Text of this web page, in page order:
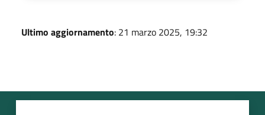
Ultimo aggiornamento: 21 marzo 2025, 19:32